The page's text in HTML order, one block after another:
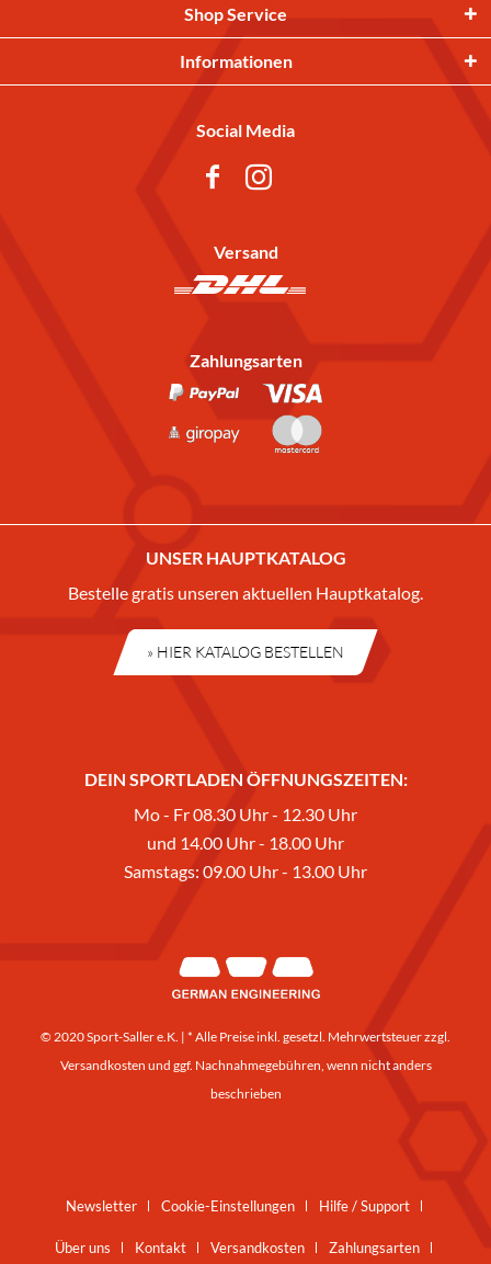
Shop Service
Informationen
Social Media
Versand
Zahlungsarten
UNSER HAUPTKATALOG
Bestelle gratis unseren aktuellen Hauptkatalog.
» HIER KATALOG BESTELLEN
DEIN SPORTLADEN ÖFFNUNGSZEITEN:
Mo - Fr 08.30 Uhr - 12.30 Uhr
und 14.00 Uhr - 18.00 Uhr
Samstags: 09.00 Uhr - 13.00 Uhr
© 2020 Sport-Saller e.K. | * Alle Preise inkl. gesetzl. Mehrwertsteuer zzgl.
Versandkosten und ggf. Nachnahmegebühren, wenn nicht anders
beschrieben
Newsletter Cookie-Einstellungen Hilfe / Support
Über uns Kontakt Versandkosten Zahlungsarten